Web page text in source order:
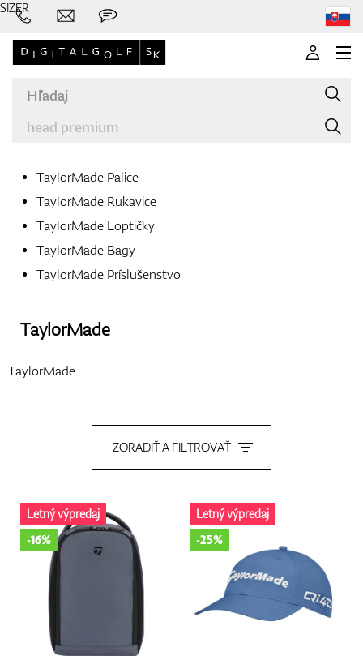
Palice
Topánky
Rukavice
TaylorMade Palice
TaylorMade Rukavice
TaylorMade Loptičky
TaylorMade Bagy
TaylorMade Príslušenstvo
TaylorMade
TaylorMade
ZORADIŤ A FILTROVAŤ
Letný výpredaj
-16%
Letný výpredaj
-25%
SIZER